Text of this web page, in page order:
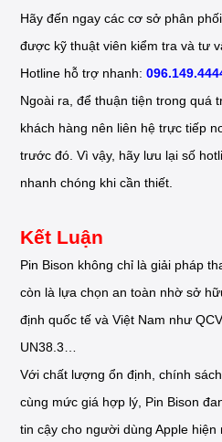
Hãy đến ngay các cơ sở phân
được kỹ thuật viên kiểm tra và tư
Hotline hỗ trợ nhanh:
Ngoài ra, để thuận tiện trong quá
khách hàng nên liên hệ trực tiếp
trước đó. Vì vậy, hãy lưu lại số
nhanh chóng khi cần thiết.
Kết Luận
Pin Bison không chỉ là giải pháp
còn là lựa chọn an toàn nhờ sở
định quốc tế và Việt Nam như
UN38.3…
Với chất lượng ổn định, chính
cùng mức giá hợp lý, Pin Bison
tin cậy cho người dùng Apple hiện